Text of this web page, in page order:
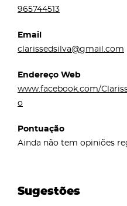
965744513
Email
clarissedsilva@gmail.com
Endereço Web
www.facebook.com/
o
Pontuação
Ainda não tem opiniões
Sugestões